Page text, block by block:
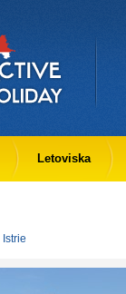
Letoviska
Istrie